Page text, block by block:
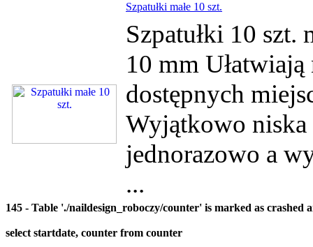
Szpatułki małe 10 szt.
Szpatułki 10 szt.
10 mm
dostępnych
Wyjątkowo niska
jednorazowo a
...
145 - Table './naildesign_roboczy/counter' is marked as crashed
select startdate, counter from counter